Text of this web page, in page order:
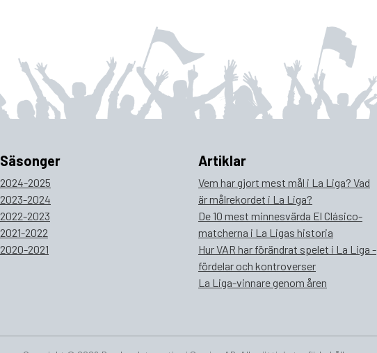
Säsonger
2024-2025
2023-2024
2022-2023
2021-2022
2020-2021
Artiklar
Vem har gjort mest mål i La Liga? Vad
är målrekordet i La Liga?
De 10 mest minnesvärda El Clásico-
matcherna i La Ligas historia
Hur VAR har förändrat spelet i La Liga -
fördelar och kontroverser
La Liga-vinnare genom åren